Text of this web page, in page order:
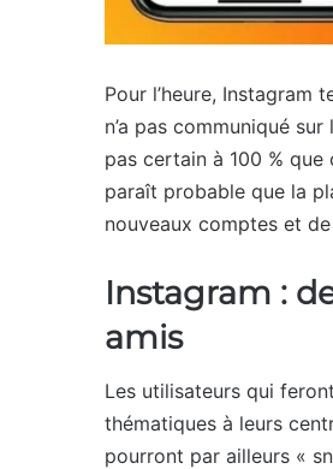
Pour l’heure, Instagram
n’a pas communiqué
pas certain à 100 %
paraît probable que la
nouveaux comptes et
Instagram :
amis
Les utilisateurs qui
thématiques à leurs
pourront par ailleurs «